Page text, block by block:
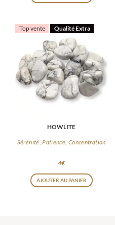
Top vente Qualité Extra
HOWLITE
Sérénité, Patience, Concentration
4€
AJOUTER AU PANIER